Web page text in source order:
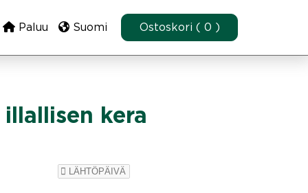
Paluu Suomi Ostoskori ( 0 )
kera